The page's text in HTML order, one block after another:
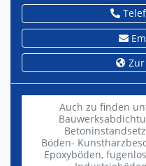
Zur
Auch zu finden
Böden-
Epoxyböden,